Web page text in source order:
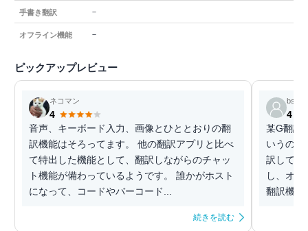
手書き翻訳 －
オフライン機能 －
ピックアップレビュー
ネコマン
4
音声、キーボード入力、画像とひととおりの翻
訳機能はそろってます。 他の翻訳アプリと比べ
て特出した機能として、翻訳しながらのチャッ
ト機能が備わっているようです。 誰かがホスト
になって、コードやバーコード...
続きを読む
bsc
4
某G翻訳
いうので
訳してく
し、オ
翻訳機能